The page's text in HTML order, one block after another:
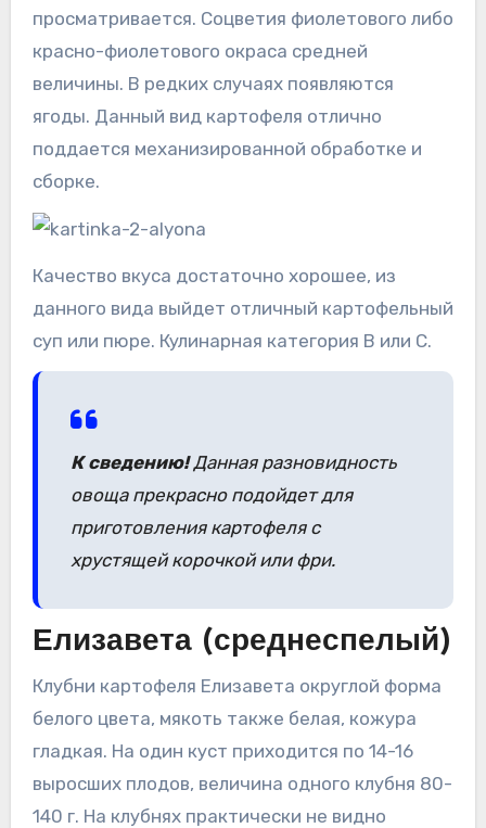
просматривается. Соцветия фиолетового либо
красно-фиолетового окраса средней
величины. В редких случаях появляются
ягоды. Данный вид картофеля отлично
поддается механизированной обработке и
сборке.
Качество вкуса достаточно хорошее, из
данного вида выйдет отличный картофельный
суп или пюре. Кулинарная категория В или С.
К сведению!Данная разновидность
овоща прекрасно подойдет для
приготовления картофеля с
хрустящей корочкой или фри.
Елизавета (среднеспелый)
Клубни картофеля Елизавета округлой форма
белого цвета, мякоть также белая, кожура
гладкая. На один куст приходится по 14-16
выросших плодов, величина одного клубня 80-
140 г. На клубнях практически не видно